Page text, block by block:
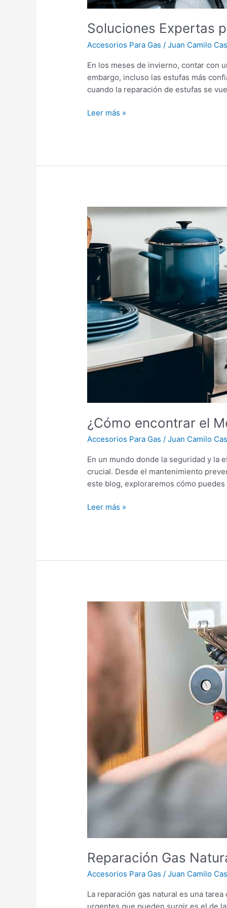
Soluciones Expertas
Accesorios Para Gas /Juan Camilo
En los meses de invierno, contar con
embargo, incluso las estufas más
cuando la reparación de estufas se
Leer más »
¿Cómo encontrar el
Accesorios Para Gas /Juan Camilo
En un mundo donde la seguridad y la
crucial. Desde el mantenimiento
este blog, exploraremos cómo
¿Cómo
encontrar
el
Mejor
Servicio
Técnico
Gas
Natural?
Leer más »
Reparación Gas
Accesorios Para Gas /Juan Camilo
La reparación gas natural es una
Reparación
una